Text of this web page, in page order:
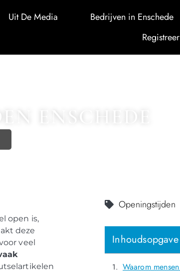
Uit De Media
Bedrijven in Enschede
Registreer
ENSCHEDE
open is,
deze
veel
Openingstijden
Inhoudsopgave